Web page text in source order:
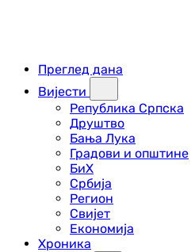
Преглед дана
Вијести
Република Српска
Друштво
Бања Лука
Градови и општине
БиХ
Србија
Регион
Свијет
Економија
Хроника